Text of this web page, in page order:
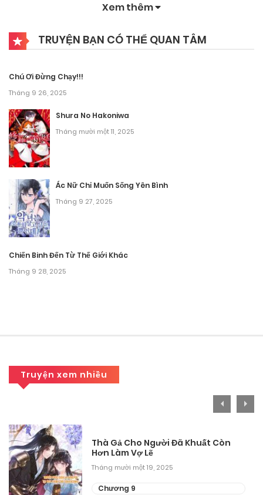
Tháng 9 30, 2025
Tháng 9 30, 2025
Chương 6
Tháng 9 30, 2025
Chương 5
Tháng 9 30, 2025
Chương 4
Tháng 9 30, 2025
Chương 3
Tháng 9 30, 2025
Xem thêm
TRUYỆN BẠN CÓ THỂ QUAN TÂM
Chú Ơi Đừng Chạy!!!
Tháng 9 26, 2025
Shura No Hakoniwa
Tháng mười một 11, 2025
Ác Nữ Chỉ Muốn Sống Yên Bình
Tháng 9 27, 2025
Chiến Binh Đến Từ Thế Giới Khác
Tháng 9 28, 2025
Truyện xem nhiều
Thà Gả Cho Người Đã Khuất Còn
Hơn Làm Vợ Lẽ
Tháng mười một 19, 2025
Chương 9